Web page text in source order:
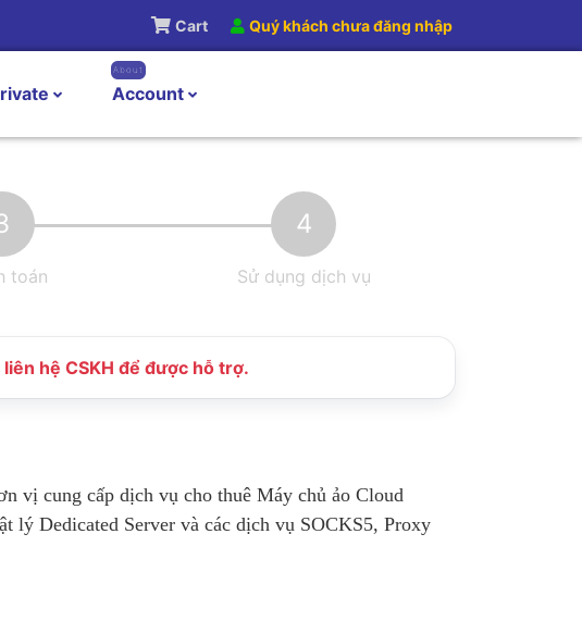
Cart Quý khách chưa đăng nhập
About
Account
toán
4
Sử dụng dịch vụ
hệ CSKH để được hỗ trợ.
vị cung cấp dịch vụ cho thuê Máy chủ ảo Cloud
lý Dedicated Server và các dịch vụ SOCKS5, Proxy